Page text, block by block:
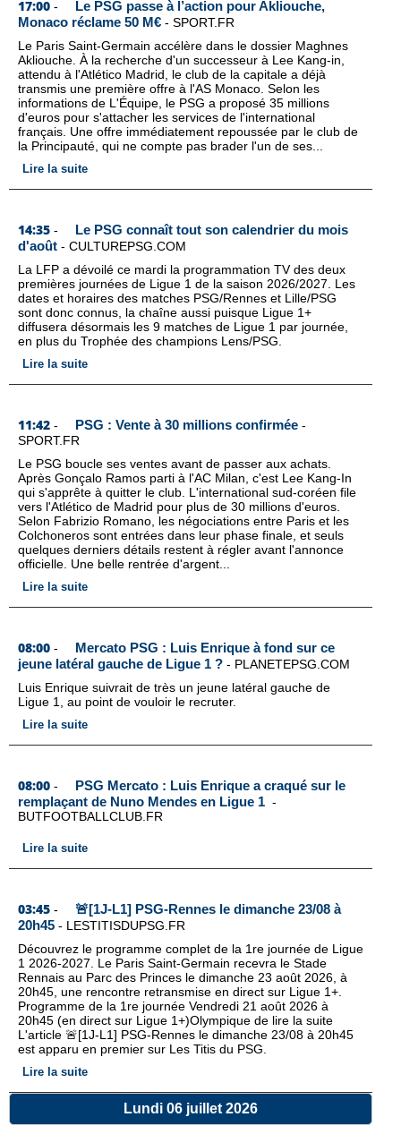
17:00 -
Le PSG passe à l’action pour Akliouche,
Monaco réclame 50 M€ - SPORT.FR
Le Paris Saint-Germain accélère dans le dossier Maghnes
Akliouche. À la recherche d'un successeur à Lee Kang-in,
attendu à l'Atlético Madrid, le club de la capitale a déjà
transmis une première offre à l'AS Monaco. Selon les
informations de L'Équipe, le PSG a proposé 35 millions
d'euros pour s'attacher les services de l'international
français. Une offre immédiatement repoussée par le club de
la Principauté, qui ne compte pas brader l'un de ses...
Lire la suite
14:35 -
Le PSG connaît tout son calendrier du mois
d'août - CULTUREPSG.COM
La LFP a dévoilé ce mardi la programmation TV des deux
premières journées de Ligue 1 de la saison 2026/2027. Les
dates et horaires des matches PSG/Rennes et Lille/PSG
sont donc connus, la chaîne aussi puisque Ligue 1+
diffusera désormais les 9 matches de Ligue 1 par journée,
en plus du Trophée des champions Lens/PSG.
Lire la suite
11:42 - PSG : Vente à 30 millions confirmée -
SPORT.FR
Le PSG boucle ses ventes avant de passer aux achats.
Après Gonçalo Ramos parti à l'AC Milan, c'est Lee Kang-In
qui s'apprête à quitter le club. L'international sud-coréen file
vers l'Atlético de Madrid pour plus de 30 millions d'euros.
Selon Fabrizio Romano, les négociations entre Paris et les
Colchoneros sont entrées dans leur phase finale, et seuls
quelques derniers détails restent à régler avant l'annonce
officielle. Une belle rentrée d'argent...
Lire la suite
08:00 -
Mercato PSG : Luis Enrique à fond sur ce
jeune latéral gauche de Ligue 1 ? - PLANETEPSG.COM
Luis Enrique suivrait de très un jeune latéral gauche de
Ligue 1, au point de vouloir le recruter.
Lire la suite
08:00 -
PSG Mercato : Luis Enrique a craqué sur le
remplaçant de Nuno Mendes en Ligue 1 -
BUTFOOTBALLCLUB.FR
Lire la suite
03:45 -
🚨[1J-L1] PSG-Rennes le dimanche 23/08 à
20h45 - LESTITISDUPSG.FR
Découvrez le programme complet de la 1re journée de Ligue
1 2026-2027. Le Paris Saint-Germain recevra le Stade
Rennais au Parc des Princes le dimanche 23 août 2026, à
20h45, une rencontre retransmise en direct sur Ligue 1+.
Programme de la 1re journée Vendredi 21 août 2026 à
20h45 (en direct sur Ligue 1+)Olympique de lire la suite
L'article 🚨[1J-L1] PSG-Rennes le dimanche 23/08 à 20h45
est apparu en premier sur Les Titis du PSG.
Lire la suite
Lundi 06 juillet 2026